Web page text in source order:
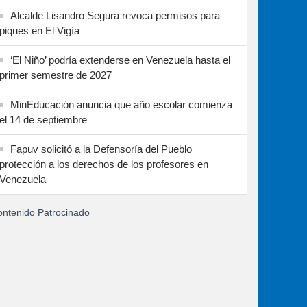
Alcalde Lisandro Segura revoca permisos para
piques en El Vigía
‘El Niño’ podría extenderse en Venezuela hasta el
primer semestre de 2027
MinEducación anuncia que año escolar comienza
el 14 de septiembre
Fapuv solicitó a la Defensoría del Pueblo
protección a los derechos de los profesores en
Venezuela
Patrocinado